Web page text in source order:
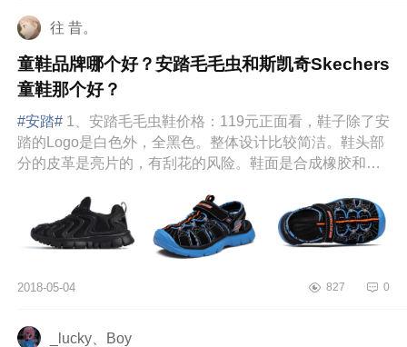
往 昔。
童鞋品牌哪个好？安踏毛毛虫和斯凯奇Skechers
童鞋那个好？
#安踏# 1、安踏毛毛虫鞋价格：119元正面看，鞋子除了安
踏的Logo是白色外，全黑色。整体设计比较简洁。鞋头部
分的皮革是亮片的，有刮花的风险。鞋面是合成橡胶和织
2018-05-04 827 0
_lucky、Boy